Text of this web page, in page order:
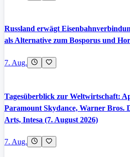
Russland erwägt
als Alternative zum Bosporus und
7. Aug.
Tagesüberblick zur Weltwirtschaft:
Paramount Skydance, Warner Bros.
Arts, Intesa (7. August 2026)
7. Aug.